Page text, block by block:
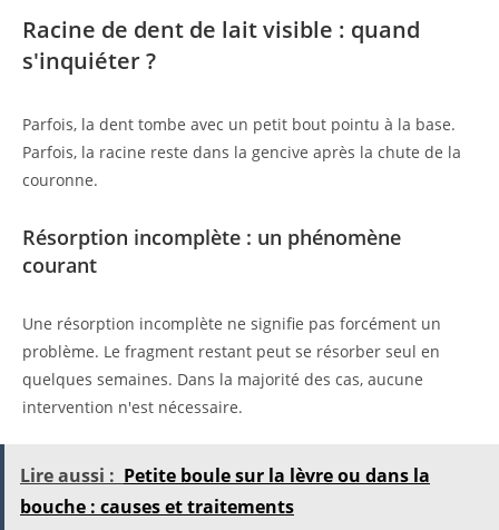
Racine de dent de lait visible : quand
s'inquiéter ?
Parfois, la dent tombe avec un petit bout pointu à la base.
Parfois, la racine reste dans la gencive après la chute de la
couronne.
Résorption incomplète : un phénomène
courant
Une résorption incomplète ne signifie pas forcément un
problème. Le fragment restant peut se résorber seul en
quelques semaines. Dans la majorité des cas, aucune
intervention n'est nécessaire.
Lire aussi : Petite boule sur la lèvre ou dans la
bouche : causes et traitements